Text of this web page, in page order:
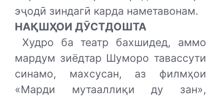
эҷодӣ зиндагӣ карда наметавонам.
НАҚШҲОИ ДӮСТДОШТА
Худро ба театр бахшидед, аммо
мардум зиёдтар Шуморо тавассути
синамо, махсусан, аз филмҳои
«Марди мутааллиқи ду зан»,